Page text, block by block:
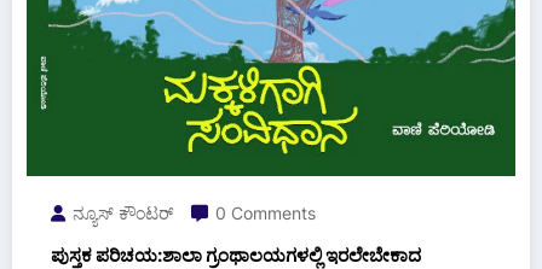
ನ್ಯೂಸ್ ಕೌಂಟರ್ 0 Comments
ಪುಸ್ತಕ ಪರಿಚಯ:ಶಾಲಾ ಗ್ರಂಥಾಲಯಗಳಲ್ಲಿ ಇರಲೇಬೇಕಾದ